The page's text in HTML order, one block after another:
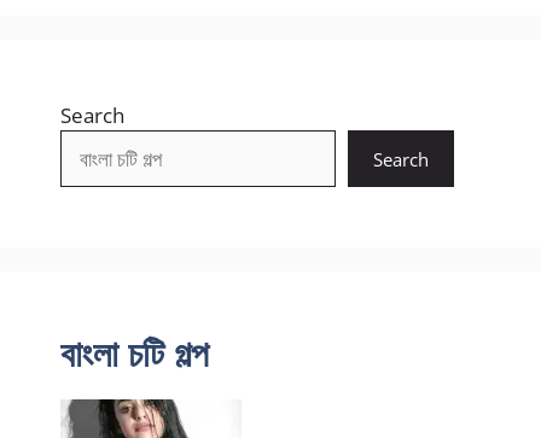
Search
Search
বাংলা চটি গল্প